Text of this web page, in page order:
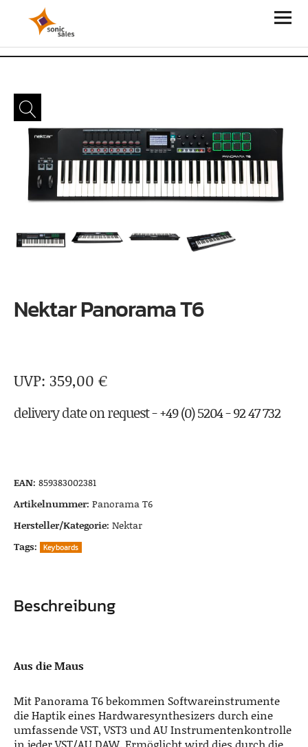
Sonic Sales
Nektar Panorama T6
359,00 €
delivery date on request - +49 (0) 5204 - 92 47 732
EAN: 859383002381
Artikelnummer: Panorama T6
Hersteller/Kategorie: Nektar
Tags:
Keyboards
Beschreibung
Aus die Maus
Mit Panorama T6 bekommen Softwareinstrumente
die Haptik eines Hardwaresynthesizers durch eine
umfassende VST, VST3 und AU Instrumentenkontrolle
in jeder VST/AU DAW. Ermöglicht wird dies durch die